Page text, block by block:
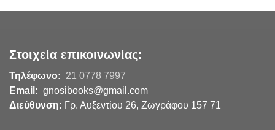
Στοιχεία επικοινωνίας:
Τηλέφωνο: 21 0778 7997
Email: gnosibooks@gmail.com
Διεύθυνση: Γρ. Αυξεντίου 26, Ζωγράφου 157 71